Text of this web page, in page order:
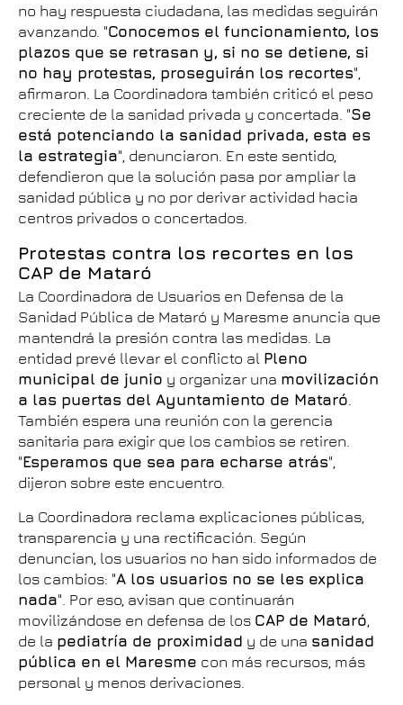
no hay respuesta ciudadana, las medidas seguirán
avanzando. "Conocemos el funcionamiento, los
plazos que se retrasan y, si no se detiene, si
no hay protestas, proseguirán los recortes",
afirmaron. La Coordinadora también criticó el peso
creciente de la sanidad privada y concertada. "Se
está potenciando la sanidad privada, esta es
la estrategia", denunciaron. En este sentido,
defendieron que la solución pasa por ampliar la
sanidad pública y no por derivar actividad hacia
centros privados o concertados.
Protestas contra los recortes en los
CAP de Mataró
La Coordinadora de Usuarios en Defensa de la
Sanidad Pública de Mataró y Maresme anuncia que
mantendrá la presión contra las medidas. La
entidad prevé llevar el conflicto al Pleno
municipal de junio y organizar una movilización
a las puertas del Ayuntamiento de Mataró
También espera una reunión con la gerencia
sanitaria para exigir que los cambios se retiren.
"Esperamos que sea para echarse atrás",
dijeron sobre este encuentro.
La Coordinadora reclama explicaciones públicas,
transparencia y una rectificación. Según
denuncian, los usuarios no han sido informados de
los cambios: "A los usuarios no se les explica
nada". Por eso, avisan que continuarán
movilizándose en defensa de los CAP de Mataró
de la pediatría de proximidad y de una sanidad
pública en el Maresme con más recursos, más
personal y menos derivaciones.